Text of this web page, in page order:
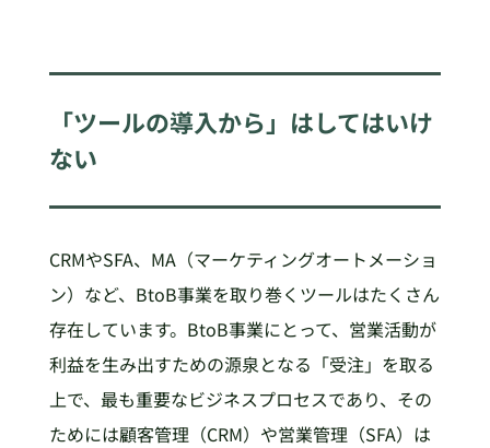
「ツールの導入から」はしてはいけ
ない
CRMやSFA、MA（マーケティングオートメーショ
ン）など、BtoB事業を取り巻くツールはたくさん
存在しています。BtoB事業にとって、営業活動が
利益を生み出すための源泉となる「受注」を取る
上で、最も重要なビジネスプロセスであり、その
ためには顧客管理（CRM）や営業管理（SFA）は